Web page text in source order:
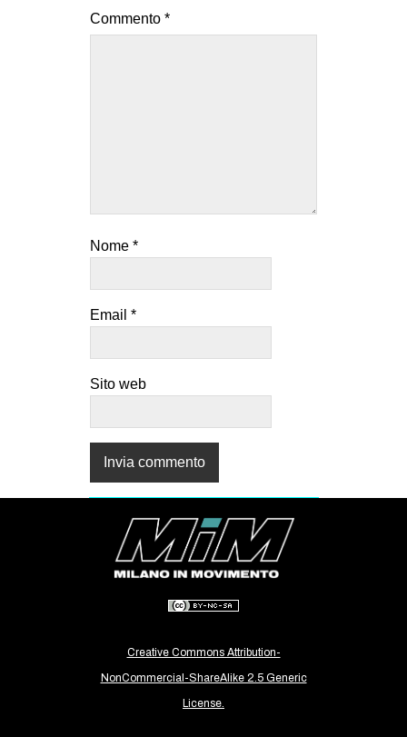
Commento *
Nome *
Email *
Sito web
Creative Commons Attribution-
NonCommercial-ShareAlike 2.5 Generic
License.